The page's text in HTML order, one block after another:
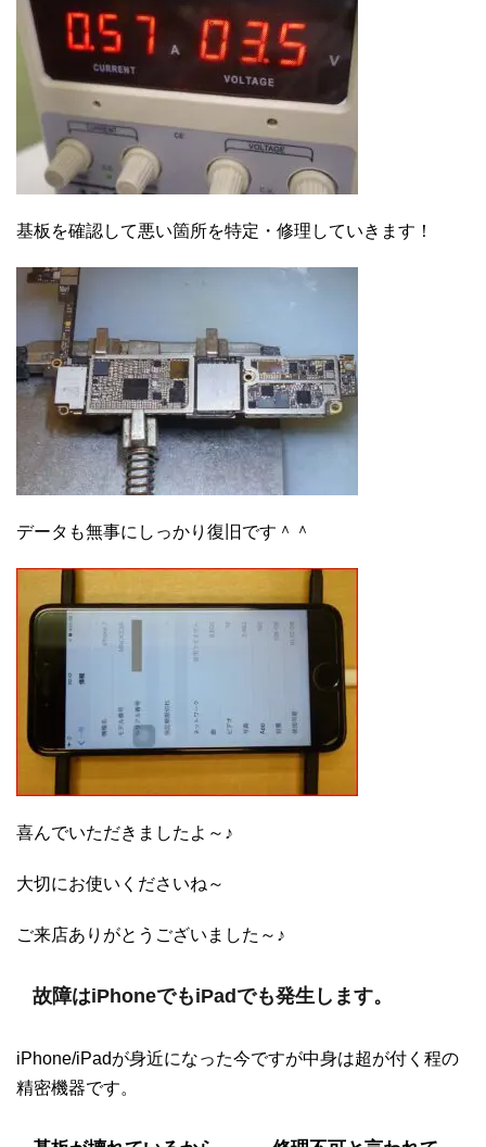
基板を確認して悪い箇所を特定・修理していきます！
データも無事にしっかり復旧です＾＾
喜んでいただきましたよ～♪
大切にお使いくださいね～
ご来店ありがとうございました～♪
故障はiPhoneでもiPadでも発生します。
iPhone/iPadが身近になった今ですが中身は超が付く程の
精密機器です。